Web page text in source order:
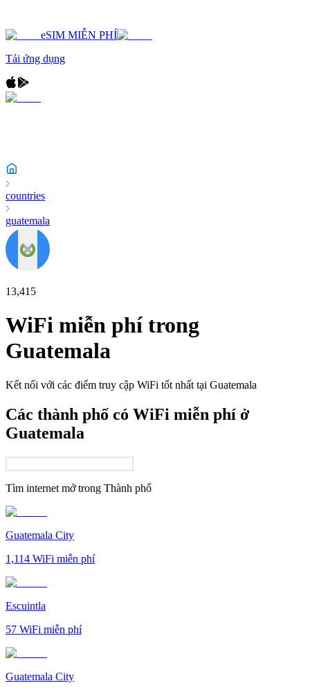
eSIM MIỄN PHÍ
Tải ứng dụng
countries
guatemala
13,415
WiFi miễn phí trong
Guatemala
Kết nối với các điểm truy cập WiFi tốt nhất tại Guatemala
Các thành phố có WiFi miễn phí ở
Guatemala
Tìm internet mở trong Thành phố
Guatemala City
1,114 WiFi miễn phí
Escuintla
57 WiFi miễn phí
Guatemala City